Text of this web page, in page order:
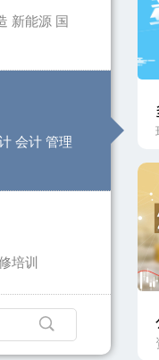
新能源 国
会计 管理
培训